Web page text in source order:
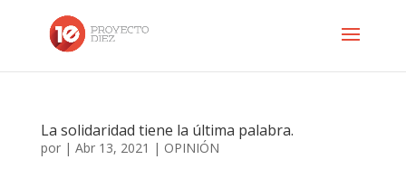
La solidaridad tiene la última palabra.
por | Abr 13, 2021 | OPINIÓN